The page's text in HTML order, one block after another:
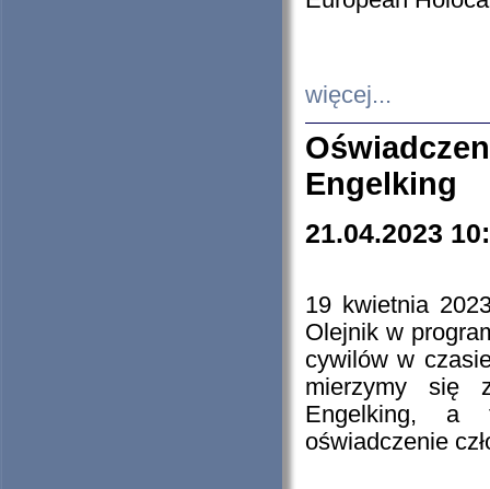
więcej...
Engelking
21.04.2023
19 kwietnia
Olejnik w
cywilów w
mierzymy się
Engelking, a
oświadczenie